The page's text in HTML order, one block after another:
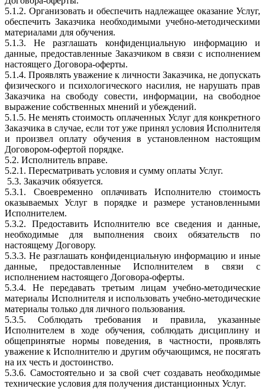
5.1.2. Организовать и обеспечить надлежащее оказание Услуг,
обеспечить Заказчика необходимыми учебно-методическими
материалами для обучения.
5.1.3. Не разглашать конфиденциальную информацию и
данные, предоставленные Заказчиком в связи с исполнением
настоящего Договора-оферты.
5.1.4. Проявлять уважение к личности Заказчика, не допускать
физического и психологического насилия, не нарушать прав
Заказчика на свободу совести, информации, на свободное
выражение собственных мнений и убеждений.
5.1.5. Не менять стоимость оплаченных Услуг для конкретного
Заказчика в случае, если тот уже принял условия Исполнителя
и произвел оплату обучения в установленном настоящим
Договором-офертой порядке.
5.2. Исполнитель вправе.
5.2.1. Пересматривать условия и сумму оплаты Услуг.
5.3. Заказчик обязуется.
5.3.1. Своевременно оплачивать Исполнителю стоимость
оказываемых Услуг в порядке и размере установленными
Исполнителем.
5.3.2. Предоставить Исполнителю все сведения и данные,
необходимые для выполнения своих обязательств по
настоящему Договору.
5.3.3. Не разглашать конфиденциальную информацию и иные
данные, предоставленные Исполнителем в связи с
исполнением настоящего Договора-оферты.
5.3.4. Не передавать третьим лицам учебно-методические
материалы Исполнителя и использовать учебно-методические
материалы только для личного пользования.
5.3.5. Соблюдать требования и правила, указанные
Исполнителем в ходе обучения, соблюдать дисциплину и
общепринятые нормы поведения, в частности, проявлять
уважение к Исполнителю и другим обучающимся, не посягать
на их честь и достоинство.
5.3.6. Самостоятельно и за свой счет создавать необходимые
технические условия для получения дистанционных Услуг.